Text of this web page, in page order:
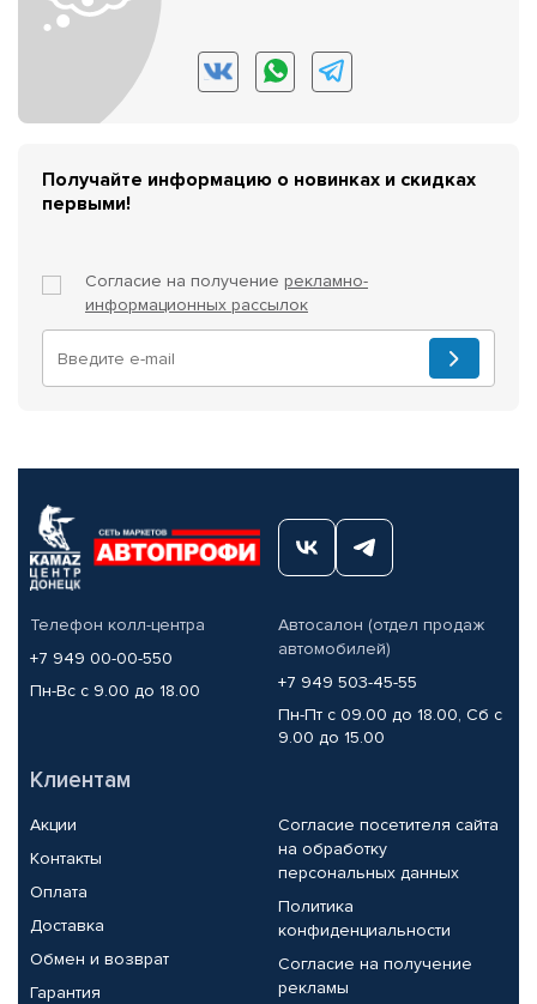
Получайте информацию о новинках и скидках
первыми!
Согласие на получение рекламно-
информационных рассылок
Телефон колл-центра
+7 949 00-00-550
Пн-Вс с 9.00 до 18.00
Автосалон (отдел продаж
автомобилей)
+7 949 503-45-55
Пн-Пт с 09.00 до 18.00, Сб с
9.00 до 15.00
Клиентам
Акции
Контакты
Оплата
Доставка
Обмен и возврат
Гарантия
Согласие посетителя сайта
на обработку
персональных данных
Политика
конфиденциальности
Согласие на получение
рекламы